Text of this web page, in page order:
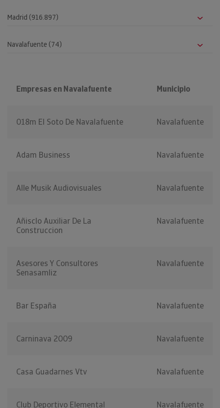
Empresas en Navalafuente Municipio
018m El Soto De Navalafuente Navalafuente
Adam Business Navalafuente
Alle Musik Audiovisuales Navalafuente
Añisclo Auxiliar De La
Construccion
Navalafuente
Asesores Y Consultores
Senasamliz
Navalafuente
Bar España Navalafuente
Carninava 2009 Navalafuente
Casa Guadarnes Vtv Navalafuente
Club Deportivo Elemental
Navalafuente